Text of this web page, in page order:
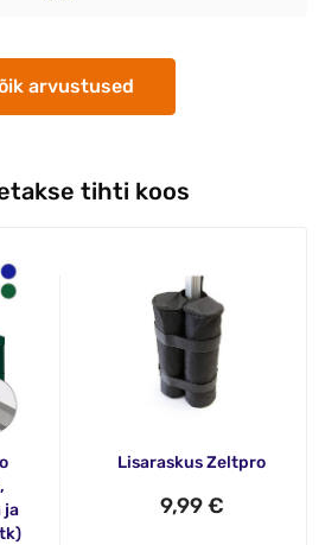
arvustused
tihti koos
ja
Lisaraskus Zeltpro
9,99 €